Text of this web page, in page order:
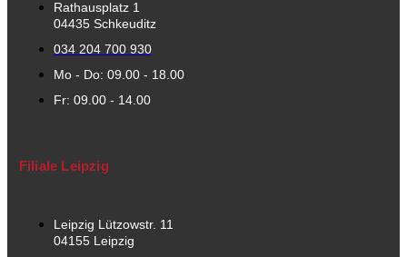
Rathausplatz 1
04435 Schkeuditz
034 204 700 930
Mo - Do: 09.00 - 18.00
Fr: 09.00 - 14.00
Filiale Leipzig
Leipzig Lützowstr. 11
04155 Leipzig